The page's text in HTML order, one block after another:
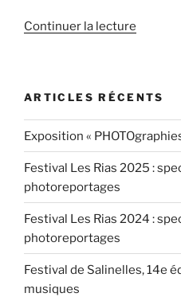
Continuer la lecture
Marseille
le
ARTICLES RÉCENTS
Exposition «
Festival Les Rias 2025 :
photoreportages
Festival Les Rias 2024 :
photoreportages
Festival de Salinelles, 14e
musiques